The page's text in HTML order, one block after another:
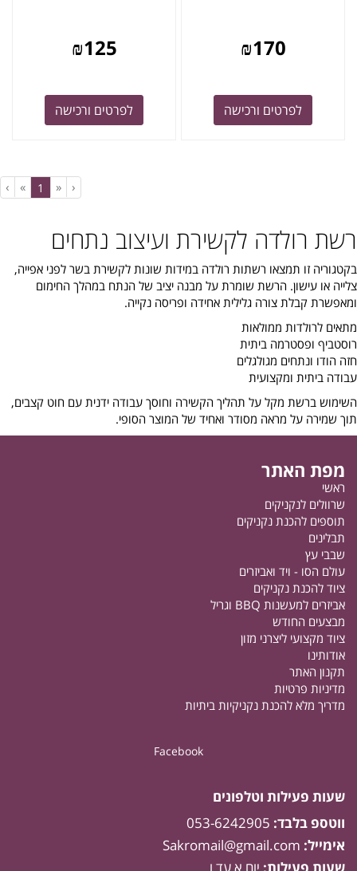
₪170
לפרטים ורכישה
₪125
לפרטים ורכישה
‹
«
1
»
›
רשת רולדה לקשירת ועיצוב נתחים
בקטגוריה זו תמצאו רשתות רולדה במידות שונות לקשירת בשר לפני אפייה,
צלייה או עישון. הרשת שומרת על מבנה יציב של הנתח במהלך החימום
ומאפשרת קבלת צורה גלילית אחידה ופריסה נקייה.
מתאים לרולדות ממולאות
רוסטביף ופסטרמה ביתית
חזה הודו ונתחים מגולגלים
עבודה ביתית ומקצועית
השימוש ברשת מקל על תהליך הקשירה וחוסך עבודה ידנית עם חוט קצבים,
תוך שמירה על מראה מסודר ואחיד של המוצר הסופי.
מפת האתר
ראשי
שרוולים לנקניקים
תוספים להכנת נקניקים
תבלינים
שבבי עץ
עולם הסו - ויד ואביזרים
ציוד להכנת נקניקים
אביזרים למעשנות BBQ וגריל
מבצעים החודש
ציוד מקצועי ליצרני מזון
אודותינו
תקנון האתר
מדיניות פרטיות
מדריך מלא להכנת נקניקיות ביתיות
Facebook
שעות פעילות וטלפונים
ווטספ בלבד: 053-6242905
אימייל: Sakromail@gmail.com